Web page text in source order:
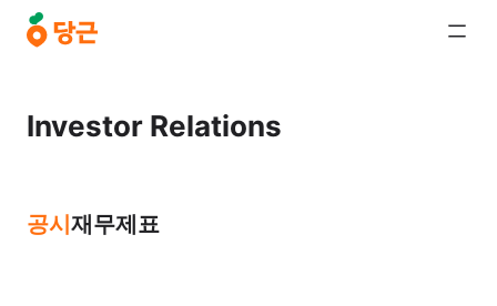
Investor Relations
공시재무제표